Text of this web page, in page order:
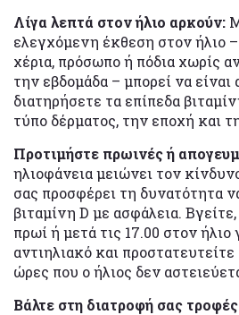
Λίγα λεπτά στον ήλιο αρκούν:
ελεγχόμενη έκθεση στον ήλιο
χέρια, πρόσωπο ή πόδια χωρίς
την εβδομάδα – μπορεί να είναι
διατηρήσετε τα επίπεδα
τύπο δέρματος, την εποχή και
Προτιμήστε πρωινές ή
ηλιοφάνεια μειώνει τον
σας προσφέρει τη δυνατότητα
βιταμίνη D με ασφάλεια.
πρωί ή μετά τις 17.00 στον
αντιηλιακό και
ώρες που ο ήλιος δεν
Βάλτε στη διατροφή σας